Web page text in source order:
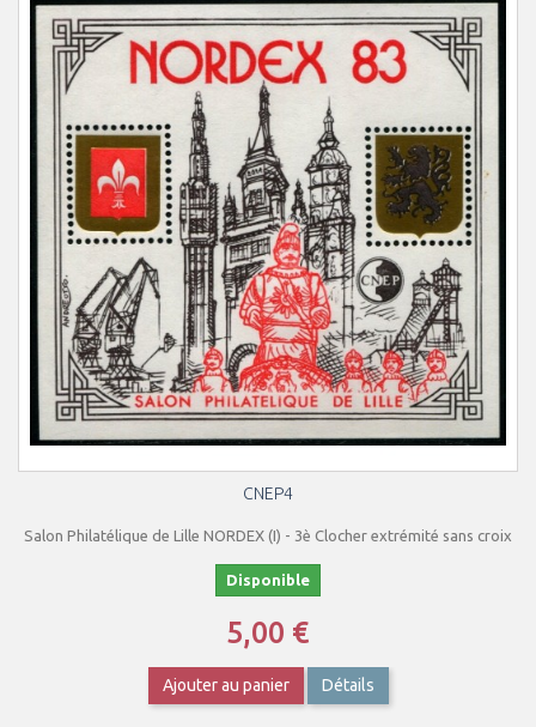
CNEP4
Salon Philatélique de Lille NORDEX (I) - 3è Clocher extrémité sans croix
Disponible
5,00 €
Ajouter au panier Détails